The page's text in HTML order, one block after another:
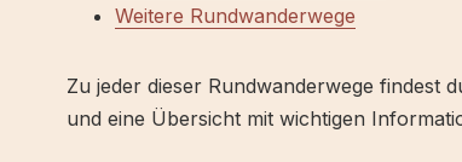
Weitere Rundwanderwege
Zu jeder dieser Rundwanderwege findest
und eine Übersicht mit wichtigen